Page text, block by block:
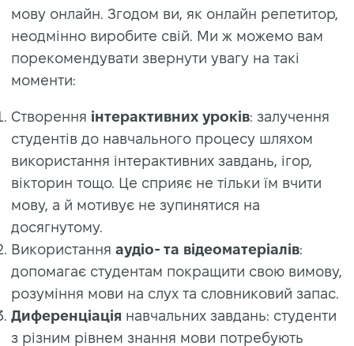
мову онлайн. Згодом ви, як онлайн репетитор,
неодмінно виробите свій. Ми ж можемо вам
порекомендувати звернути увагу на такі
моменти:
Створення інтерактивних уроків: залучення
студентів до навчального процесу шляхом
використання інтерактивних завдань, ігор,
вікторин тощо. Це сприяє не тільки їм вчити
мову, а й мотивує не зупинятися на
досягнутому.
Використання аудіо- та відеоматеріалів:
допомагає студентам покращити свою вимову,
розуміння мови на слух та словниковий запас.
Диференціація навчальних завдань: студенти
з різним рівнем знання мови потребують